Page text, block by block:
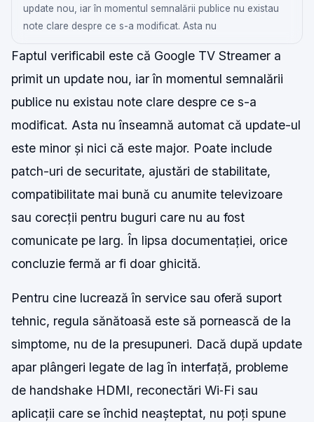
update nou, iar în momentul semnalării publice nu existau
note clare despre ce s-a modificat. Asta nu
Faptul verificabil este că Google TV Streamer a
primit un update nou, iar în momentul semnalării
publice nu existau note clare despre ce s-a
modificat. Asta nu înseamnă automat că update-ul
este minor și nici că este major. Poate include
patch-uri de securitate, ajustări de stabilitate,
compatibilitate mai bună cu anumite televizoare
sau corecții pentru buguri care nu au fost
comunicate pe larg. În lipsa documentației, orice
concluzie fermă ar fi doar ghicită.
Pentru cine lucrează în service sau oferă suport
tehnic, regula sănătoasă este să pornească de la
simptome, nu de la presupuneri. Dacă după update
apar plângeri legate de lag în interfață, probleme
de handshake HDMI, reconectări Wi‑Fi sau
aplicații care se închid neașteptat, nu poți spune